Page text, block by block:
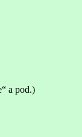
a pod.)